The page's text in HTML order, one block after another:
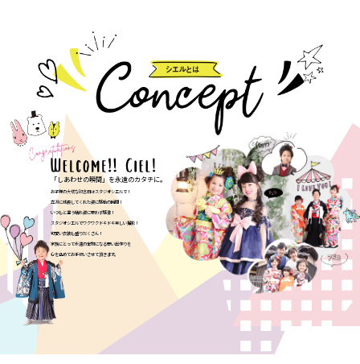
「しあわせの瞬間」を永遠のカタチに。
お子様の大切な記念日はスタジオシエルで！
立派に成長してくれた姿に感動の瞬間！
いつもと違う晴れ姿に思わず感激！
スタジオシエルでワクワクドキドキ楽しい撮影！
可愛い衣装も盛りだくさん！
家族にとって永遠の宝物になる思い出作りを
心を込めてお手伝いさせて頂きます。